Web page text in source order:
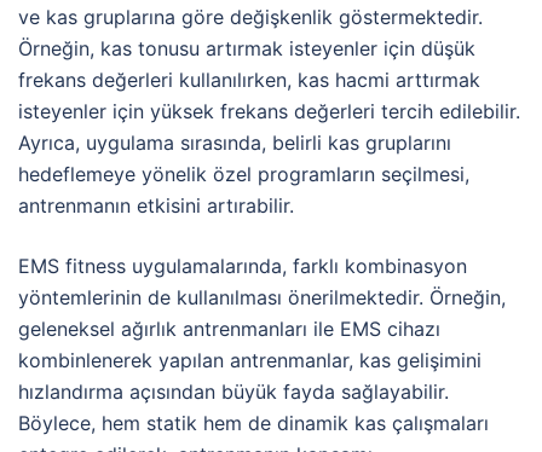
ve kas gruplarına göre değişkenlik göstermektedir.
Örneğin, kas tonusu artırmak isteyenler için düşük
frekans değerleri kullanılırken, kas hacmi arttırmak
isteyenler için yüksek frekans değerleri tercih edilebilir.
Ayrıca, uygulama sırasında, belirli kas gruplarını
hedeflemeye yönelik özel programların seçilmesi,
antrenmanın etkisini artırabilir.
EMS fitness uygulamalarında, farklı kombinasyon
yöntemlerinin de kullanılması önerilmektedir. Örneğin,
geleneksel ağırlık antrenmanları ile EMS cihazı
kombinlenerek yapılan antrenmanlar, kas gelişimini
hızlandırma açısından büyük fayda sağlayabilir.
Böylece, hem statik hem de dinamik kas çalışmaları